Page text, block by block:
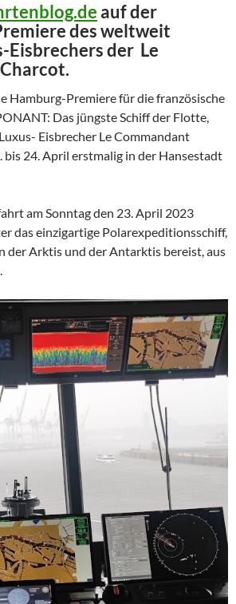
auf der
des weltweit
Eisbrechers der Le
Hamburg-Premiere für die französische
Das jüngste Schiff der Flotte,
Eisbrecher Le Commandant
bis 24. April erstmalig in der Hansestadt
am Sonntag den 23. April 2023
das einzigartige Polarexpeditionsschiff,
der Arktis und der Antarktis bereist, aus